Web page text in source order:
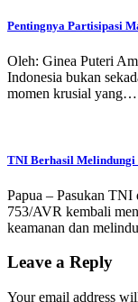
Pentingnya Partisipasi
Oleh: Ginea Puteri
Indonesia bukan
momen krusial yang…
TNI Berhasil Melindungi
Papua – Pasukan
753/AVR kembali
keamanan dan
Leave a Reply
Your email address